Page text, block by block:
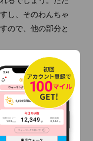
し、そのわんちゃ
ので、他の部分と
にもしっぽを上げ
など他の部分を見